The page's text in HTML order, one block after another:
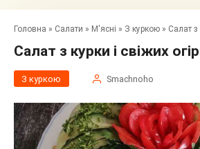
Головна » Салати » М'ясні » З куркою » Салат з
Салат з курки і свіжих
З куркою Smachnoho